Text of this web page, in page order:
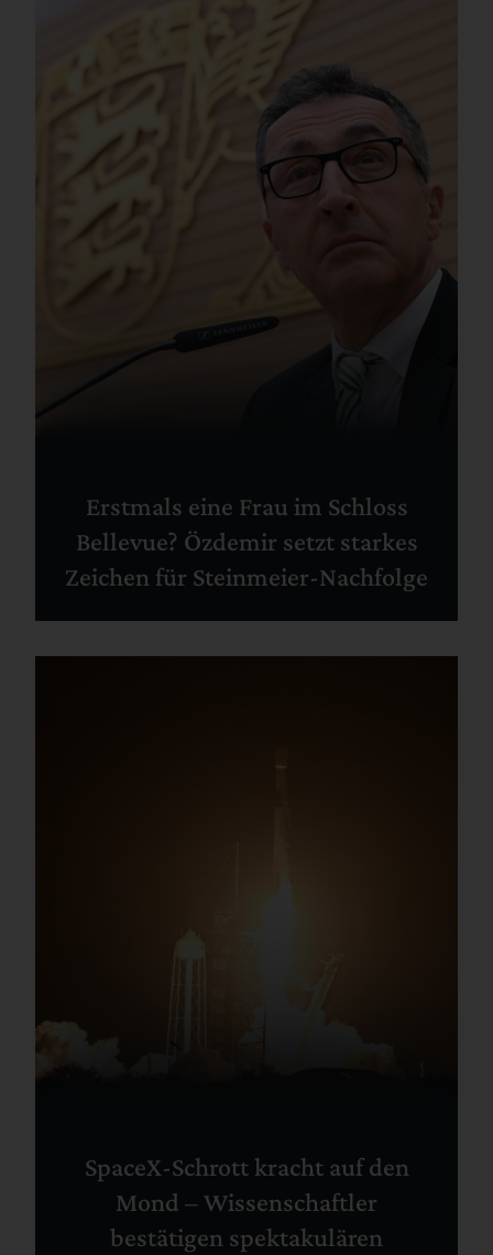
Erstmals eine Frau im Schloss
Bellevue? Özdemir setzt starkes
Zeichen für Steinmeier-Nachfolge
SpaceX-Schrott kracht auf den
Mond – Wissenschaftler
bestätigen spektakulären